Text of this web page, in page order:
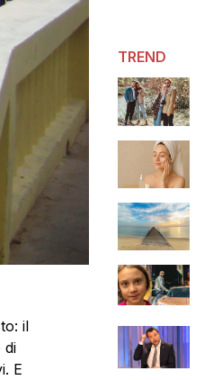
il
di
E
TREND